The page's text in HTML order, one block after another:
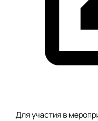
Для участия в